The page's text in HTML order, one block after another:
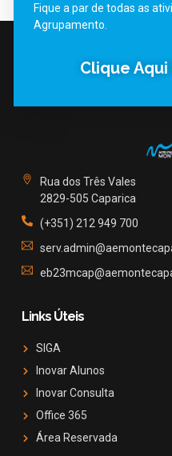
Fique a par de todas as
Agrupamento.
Clique Aqui
Rua dos Três Vales
2829-505 Caparica
(+351) 212 949 700
Links Úteis
SIGA
Inovar Alunos
Inovar Consulta
Office 365
Área Reservada